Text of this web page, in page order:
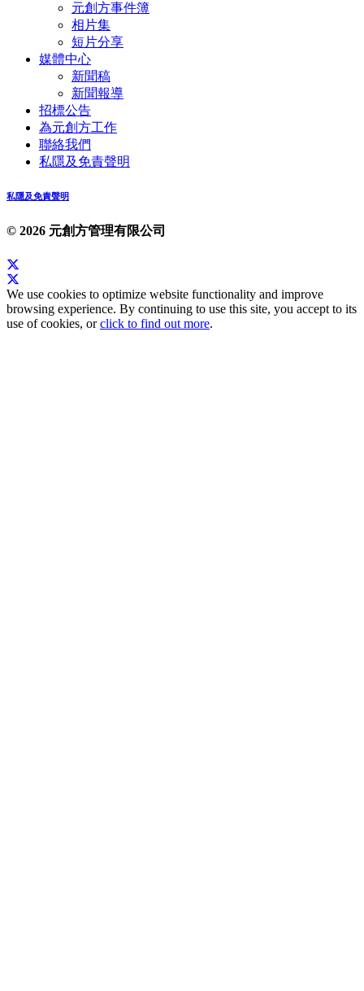
元創方事件簿
相片集
短片分享
媒體中心
新聞稿
新聞報導
招標公告
為元創方工作
聯絡我們
私隱及免責聲明
私隱及免責聲明
© 2026 元創方管理有限公司
We use cookies to optimize website functionality and improve
browsing experience. By continuing to use this site, you accept to its
use of cookies, orclick to find out more.